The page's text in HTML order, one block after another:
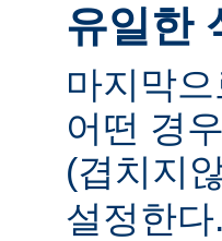
유일한
마지막
어떤 경
(겹치지
설정한다.